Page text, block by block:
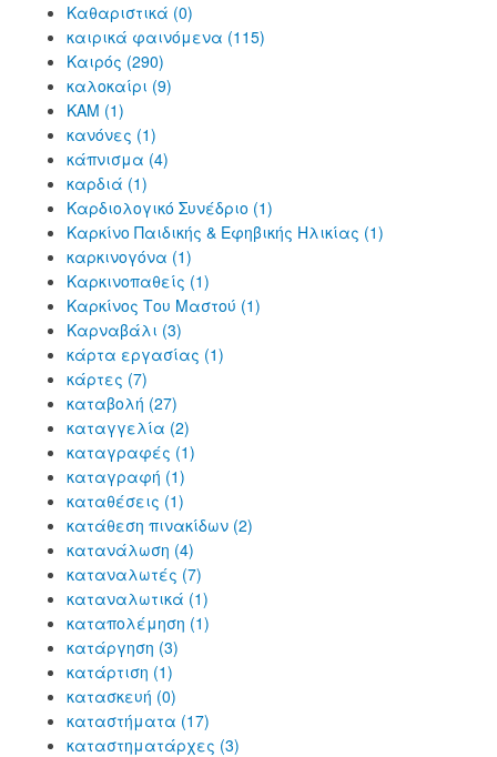
Καθαριστικά (0)
καιρικά φαινόμενα (115)
Καιρός (290)
καλοκαίρι (9)
ΚΑΜ (1)
κανόνες (1)
κάπνισμα (4)
καρδιά (1)
Καρδιολογικό Συνέδριο (1)
Καρκίνο Παιδικής & Εφηβικής Ηλικίας (1)
καρκινογόνα (1)
Καρκινοπαθείς (1)
Καρκίνος Του Μαστού (1)
Καρναβάλι (3)
κάρτα εργασίας (1)
κάρτες (7)
καταβολή (27)
καταγγελία (2)
καταγραφές (1)
καταγραφή (1)
καταθέσεις (1)
κατάθεση πινακίδων (2)
κατανάλωση (4)
καταναλωτές (7)
καταναλωτικά (1)
καταπολέμηση (1)
κατάργηση (3)
κατάρτιση (1)
κατασκευή (0)
καταστήματα (17)
καταστηματάρχες (3)